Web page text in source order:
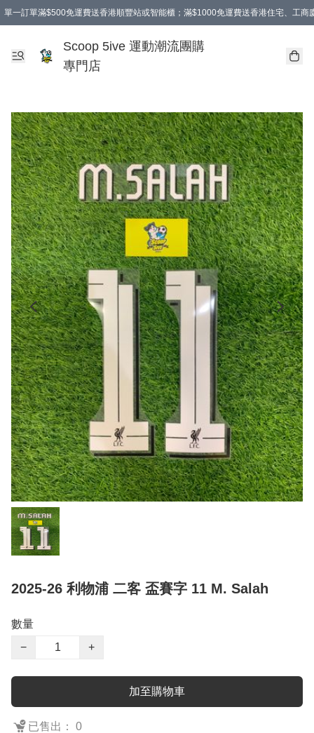
單一訂單滿$500免運費送香港順豐站或智能櫃；滿$1000免運費送香港住宅、工商
Scoop 5ive 運動潮流團購
專門店
2025-26 利物浦 二客 盃賽字 11 M. Salah
數量
−
+
加至購物車
已售出： 0